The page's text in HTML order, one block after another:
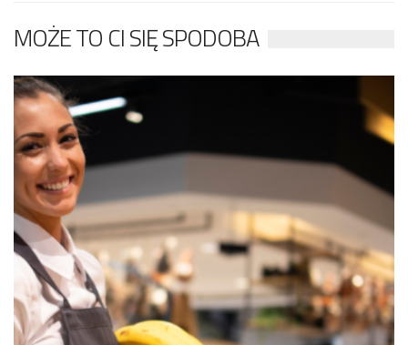
MOŻE TO CI SIĘ SPODOBA